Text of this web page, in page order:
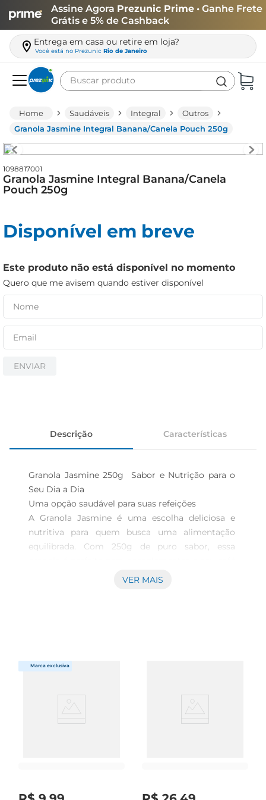
Assine Agora Prezunic Prime • Ganhe Frete
Grátis e 5% de Cashback
Entrega em casa ou retire em loja?
Você está no Prezunic Rio de Janeiro
Buscar produto
Saudáveis Integral
Outros
Granola Jasmine Integral Banana/Canela Pouch 250g
1098817001
Granola Jasmine Integral Banana/Canela
Pouch 250g
Disponível em breve
Este produto não está disponível no momento
Quero que me avisem quando estiver disponível
ENVIAR
Descrição Características
Granola Jasmine 250g  Sabor e Nutrição para o
Seu Dia a Dia
Uma opção saudável para suas refeições
A Granola Jasmine é uma escolha deliciosa e
nutritiva para quem busca uma alimentação
equilibrada. Com 250g de puro sabor, essa
da manhã, lanches ou até mesmo como
A Granola Jasmine é elaborada com ingredientes
encontrará aveia, mel, castanhas e frutas
VER MAIS
leite
queijo
iogurte
cerveja
biscoito
papel higiênico